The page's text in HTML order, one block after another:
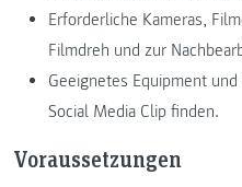
Erforderliche Kameras,
Filmdreh und zur
Geeignetes Equipment
Social Media Clip finden.
Voraussetzungen